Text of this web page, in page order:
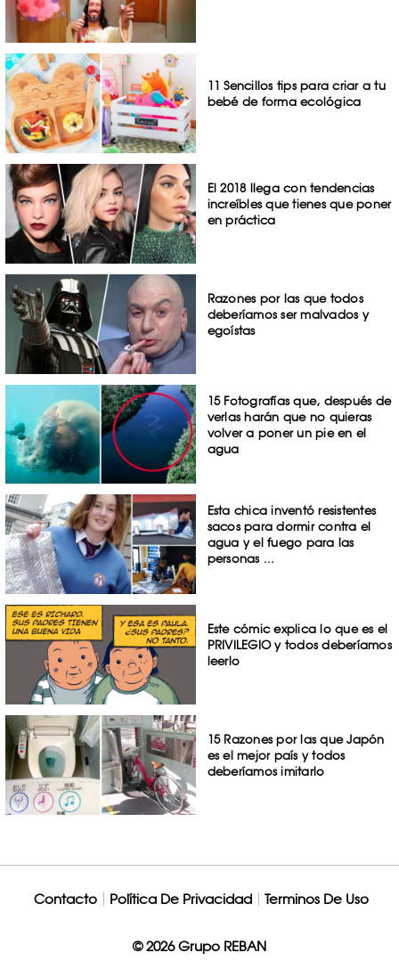
11 Sencillos tips para criar a tu
bebé de forma ecológica
El 2018 llega con tendencias
increíbles que tienes que poner
en práctica
Razones por las que todos
deberíamos ser malvados y
egoístas
15 Fotografías que, después de
verlas harán que no quieras
volver a poner un pie en el
agua
Esta chica inventó resistentes
sacos para dormir contra el
agua y el fuego para las
personas ...
Este cómic explica lo que es el
PRIVILEGIO y todos deberíamos
leerlo
15 Razones por las que Japón
es el mejor país y todos
deberíamos imitarlo
Contacto Política De Privacidad Terminos De Uso
© 2026 Grupo REBAN